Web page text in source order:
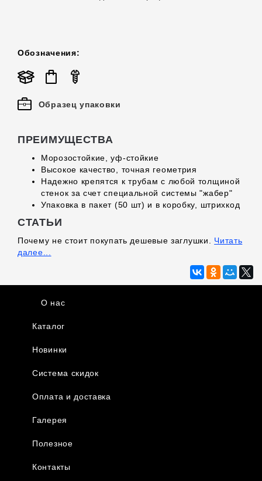
Обозначения:
Образец упаковки
ПРЕИМУЩЕСТВА
Морозостойкие, уф-стойкие
Высокое качество, точная геометрия
Надежно крепятся к трубам с любой толщиной
стенок за счет специальной системы "жабер"
Упаковка в пакет (50 шт) и в коробку, штрихкод
СТАТЬИ
Почему не стоит покупать дешевые заглушки. Читать
далее...
О нас
Каталог
Новинки
Система скидок
Оплата и доставка
Галерея
Полезное
Контакты